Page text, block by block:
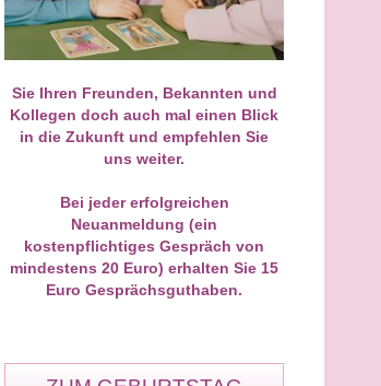
im
wurde,
die im Text
Wort hat
und Tiefe.
wegen einer zähen
Nachlassangelegenheit total
blockiert und wusste nicht
Schnickschnack analysiert und
ganz trocken gesagt, wie sich
Gegenseite verhalten wird.
kam der Brief vom Anwalt –
Diese pragmatische und
Art ist einfach Gold wert.
Sie Ihren Freunden, Bekannten und
Kollegen doch auch mal einen Blick
in die Zukunft und empfehlen Sie
uns weiter.
Bei jeder erfolgreichen
Neuanmeldung (ein
kostenpflichtiges Gespräch von
mindestens 20 Euro) erhalten Sie 15
Euro Gesprächsguthaben.